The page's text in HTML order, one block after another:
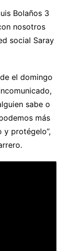
Bolaños 3
nosotros
social Saray
el domingo
sabe o
más
y protégelo”,